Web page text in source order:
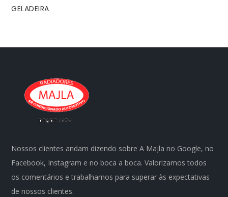
GELADEIRA
Nossos clientes andam dizendo sobre A Majla no Google, no
Facebook, Instagram e no boca a boca. Valorizamos todos
os comentários e trabalhamos para superar às expectativas
de nossos clientes.